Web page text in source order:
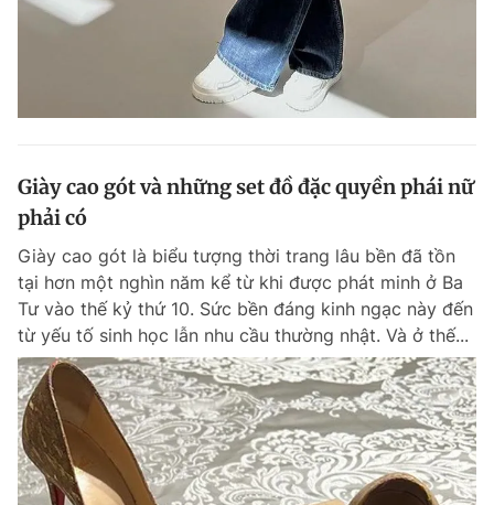
Giày cao gót và những set đồ đặc quyền phái nữ
phải có
Giày cao gót là biểu tượng thời trang lâu bền đã tồn
tại hơn một nghìn năm kể từ khi được phát minh ở Ba
Tư vào thế kỷ thứ 10. Sức bền đáng kinh ngạc này đến
từ yếu tố sinh học lẫn nhu cầu thường nhật. Và ở thế...